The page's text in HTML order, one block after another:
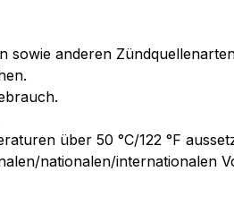
sowie anderen
über 50 °C/122 °F
nationalen/internationalen